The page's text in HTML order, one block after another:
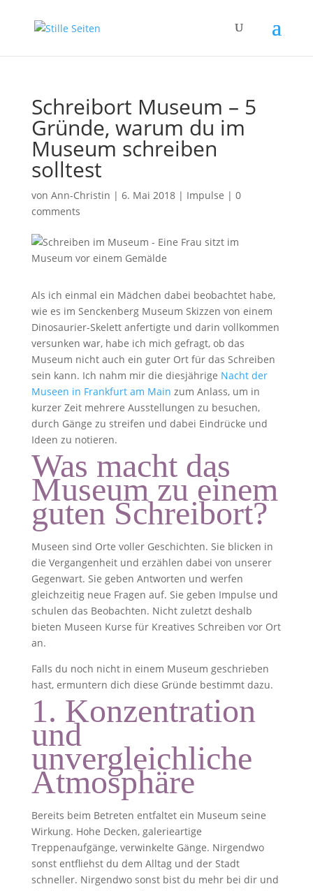
Schreibort Museum – 5
Gründe, warum du im
Museum schreiben
solltest
von Ann-Christin | 6. Mai 2018| Impulse | 0
comments
Als ich einmal ein Mädchen dabei beobachtet habe,
wie es im Senckenberg Museum Skizzen von einem
Dinosaurier-Skelett anfertigte und darin vollkommen
versunken war, habe ich mich gefragt, ob das
Museum nicht auch ein guter Ort für das Schreiben
sein kann. Ich nahm mir die diesjährige Nacht der
Museen in Frankfurt am Main zum Anlass, um in
kurzer Zeit mehrere Ausstellungen zu besuchen,
durch Gänge zu streifen und dabei Eindrücke und
Ideen zu notieren.
Was macht das
Museum zu einem
guten Schreibort?
Museen sind Orte voller Geschichten. Sie blicken in
die Vergangenheit und erzählen dabei von unserer
Gegenwart. Sie geben Antworten und werfen
gleichzeitig neue Fragen auf. Sie geben Impulse und
schulen das Beobachten. Nicht zuletzt deshalb
bieten Museen Kurse für Kreatives Schreiben vor Ort
an.
Falls du noch nicht in einem Museum geschrieben
hast, ermuntern dich diese Gründe bestimmt dazu.
1. Konzentration
und
unvergleichliche
Atmosphäre
Bereits beim Betreten entfaltet ein Museum seine
Wirkung. Hohe Decken, galerieartige
Treppenaufgänge, verwinkelte Gänge. Nirgendwo
sonst entfliehst du dem Alltag und der Stadt
schneller. Nirgendwo sonst bist du mehr bei dir und